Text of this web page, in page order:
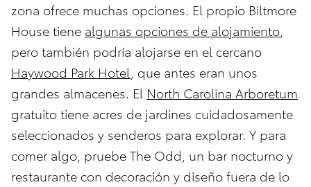
zona ofrece muchas opciones. El propio Biltmore
House tiene algunas opciones de alojamiento
pero también podría alojarse en el cercano
Haywood Park Hotel , que antes eran unos
grandes almacenes. El North Carolina Arboretum
gratuito tiene acres de jardines cuidadosamente
seleccionados y senderos para explorar. Y para
comer algo, pruebe The Odd , un bar nocturno y
restaurante con decoración y diseño fuera de lo